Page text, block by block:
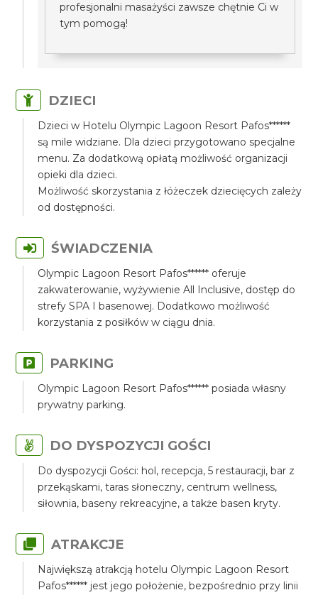
profesjonalni masażyści zawsze chętnie Ci w
tym pomogą!
DZIECI
Dzieci w Hotelu Olympic Lagoon Resort Pafos******
są mile widziane. Dla dzieci przygotowano specjalne
menu. Za dodatkową opłatą możliwość organizacji
opieki dla dzieci.
Możliwość skorzystania z łóżeczek dziecięcych zależy
od dostępności.
ŚWIADCZENIA
Olympic Lagoon Resort Pafos****** oferuje
zakwaterowanie, wyżywienie All Inclusive, dostęp do
strefy SPA I basenowej. Dodatkowo możliwość
korzystania z posiłków w ciągu dnia.
PARKING
Olympic Lagoon Resort Pafos****** posiada własny
prywatny parking.
DO DYSPOZYCJI GOŚCI
Do dyspozycji Gości: hol, recepcja, 5 restauracji, bar z
przekąskami, taras słoneczny, centrum wellness,
siłownia, baseny rekreacyjne, a także basen kryty.
ATRAKCJE
Największą atrakcją hotelu Olympic Lagoon Resort
Pafos****** jest jego położenie, bezpośrednio przy linii